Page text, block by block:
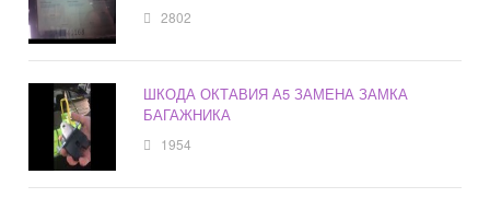
2802
ШКОДА ОКТАВИЯ А5 ЗАМЕНА ЗАМКА
БАГАЖНИКА
1954